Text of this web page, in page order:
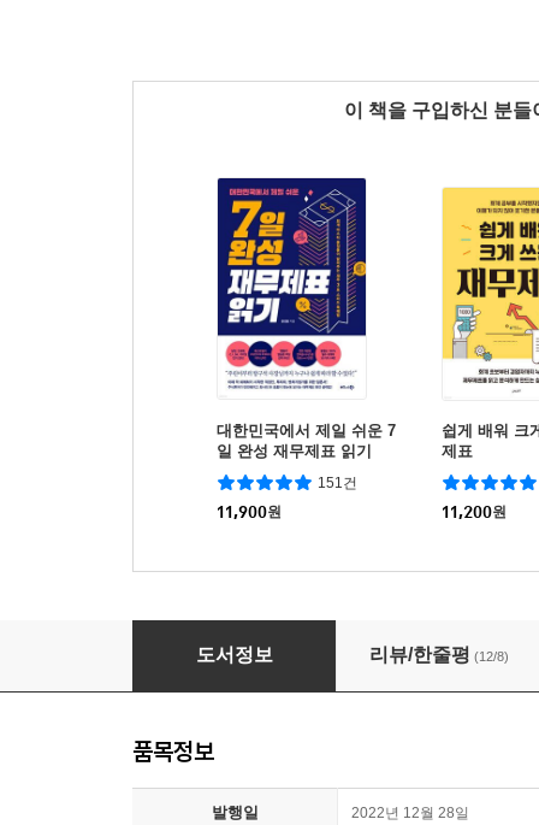
이 책을 구입하신 분
대한민국에서 제일 쉬운 7
일 완성 재무제표 읽기
151건
11,900원
쉽게 배워 크
제표
11,200원
재무제표 무작정 따라하기(2022년 개정판)
도서정보 리뷰/한줄평 (12/8)
품목정보
발행일 2022년 12월 28일